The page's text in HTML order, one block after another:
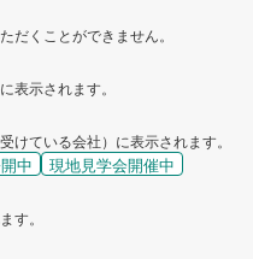
だくことができません。
表示されます。
けている会社）に表示されます。
中
現地見学会開催中
す。